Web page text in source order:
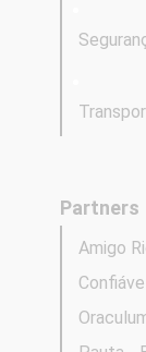
Partners
Amigo
Confiável